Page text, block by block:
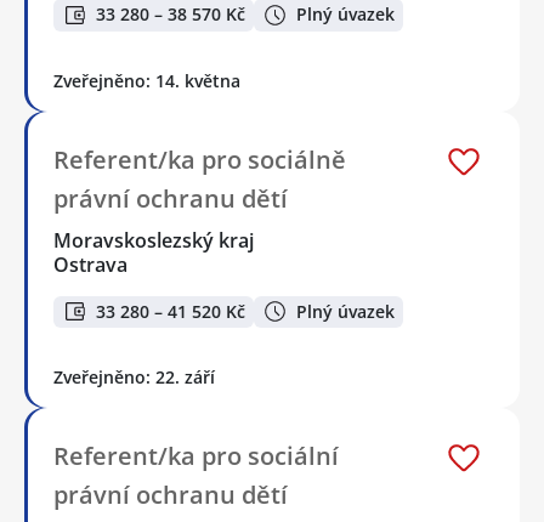
33 280 – 38 570 Kč Plný úvazek
Zveřejněno: 14. května
Referent/ka pro sociálně
právní ochranu dětí
Moravskoslezský kraj
Ostrava
33 280 – 41 520 Kč Plný úvazek
Zveřejněno: 22. září
Referent/ka pro sociální
právní ochranu dětí